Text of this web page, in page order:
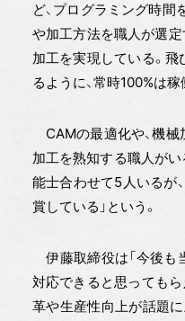
ど、プログラミング時間
や加工方法を職人が選
加工を実現している。
るように、常時100%は
CAMの最適化や、機械
加工を熟知する職人がい
能士合わせて5人いるが
賞している」という。
伊藤取締役は「今後も
対応できると思っても
革や生産性向上が話題